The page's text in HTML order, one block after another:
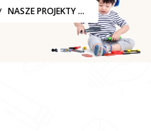
NASZE PROJEKTY ...